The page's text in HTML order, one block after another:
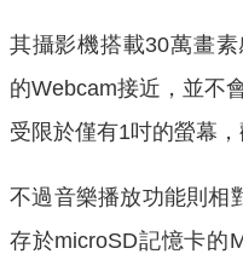
其攝影機搭載30萬畫
的Webcam接近，並不
受限於僅有1吋的螢幕
不過音樂播放功能則相
存於microSD記憶卡的